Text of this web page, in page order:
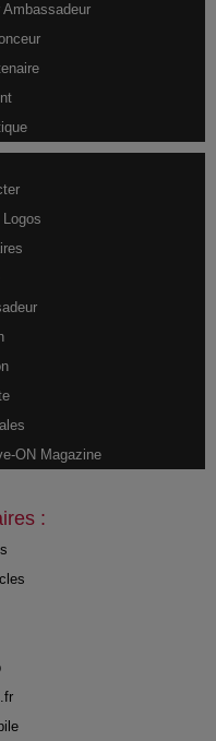
ON Magazine
: